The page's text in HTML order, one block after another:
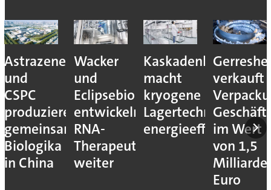
Astrazeneca
und
CSPC
produzieren
gemeinsam
Biologika
in China
Wacker
und
Eclipsebio
entwickeln
RNA-
Therapeutika
weiter
Kaskadenkonzept
macht
kryogene
Lagertechnik
energieeffizienter
verkauft
im Wert
von 1,5
Euro